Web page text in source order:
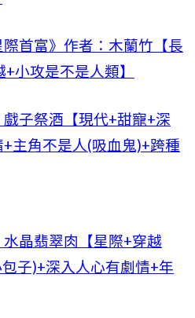
際首富》作者：木蘭竹【長
小攻是不是人類】
戲子祭酒【現代+甜寵+深
主角不是人(吸血鬼)+跨種
水晶翡翠肉【星際+穿越
子)+深入人心有劇情+年